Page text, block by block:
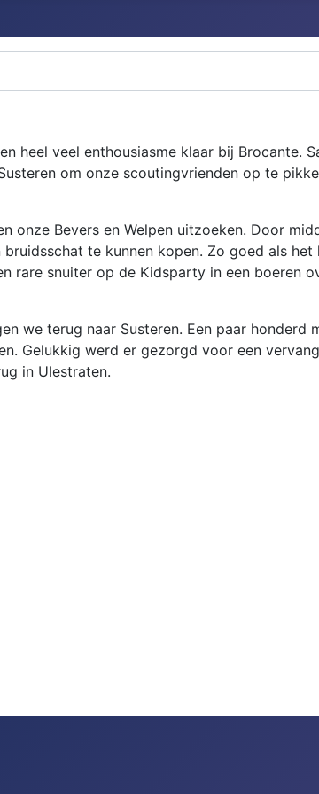
veel enthousiasme klaar bij Brocante.
om onze scoutingvrienden op te
Bevers en Welpen uitzoeken. Door
te kunnen kopen. Zo goed als
rare snuiter op de Kidsparty in een boeren
we terug naar Susteren. Een paar honderd
Gelukkig werd er gezorgd voor een
in Ulestraten.